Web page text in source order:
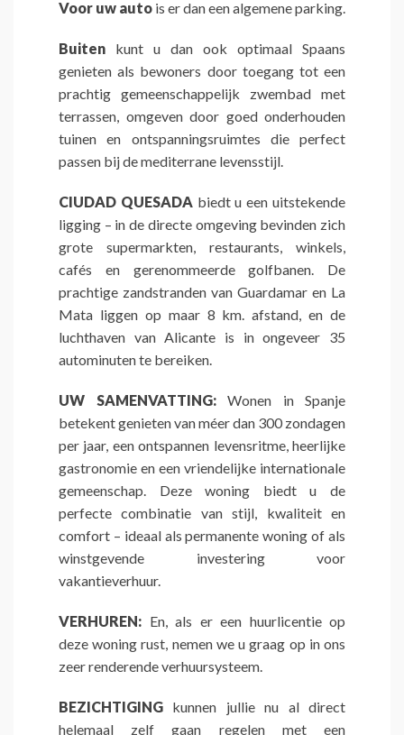
Voor uw auto is er dan een algemene parking.
Buiten kunt u dan ook optimaal Spaans
genieten als bewoners door toegang tot een
prachtig gemeenschappelijk zwembad met
terrassen, omgeven door goed onderhouden
tuinen en ontspanningsruimtes die perfect
passen bij de mediterrane levensstijl.
CIUDAD QUESADAbiedt u een uitstekende
ligging – in de directe omgeving bevinden zich
grote supermarkten, restaurants, winkels,
cafés en gerenommeerde golfbanen. De
prachtige zandstranden van Guardamar en La
Mata liggen op maar 8 km. afstand, en de
luchthaven van Alicante is in ongeveer 35
autominuten te bereiken.
UW SAMENVATTING:Wonen in Spanje
betekent genieten van méer dan 300 zondagen
per jaar, een ontspannen levensritme, heerlijke
gastronomie en een vriendelijke internationale
gemeenschap. Deze woning biedt u de
perfecte combinatie van stijl, kwaliteit en
comfort – ideaal als permanente woning of als
winstgevende investering voor
vakantieverhuur.
VERHUREN: En, als er een huurlicentie op
deze woning rust, nemen we u graag op in ons
zeer renderende verhuursysteem.
BEZICHTIGING kunnen jullie nu al direct
helemaal zelf gaan regelen met een